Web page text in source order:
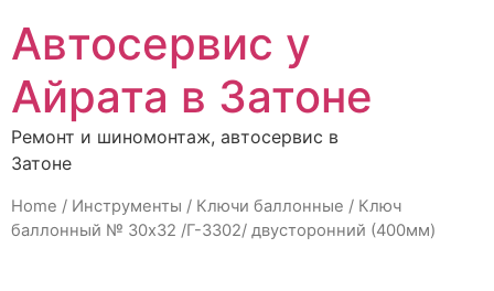
Автосервис у
Айрата в Затоне
Ремонт и шиномонтаж, автосервис в
Затоне
Home / Инструменты / Ключи баллонные / Ключ
баллонный № 30х32 /Г-3302/ двусторонний (400мм)